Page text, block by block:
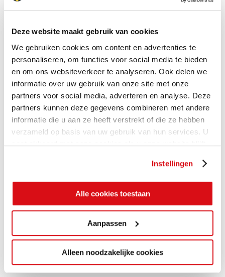
Deze website maakt gebruik van cookies
We gebruiken cookies om content en advertenties te
personaliseren, om functies voor social media te bieden
en om ons websiteverkeer te analyseren. Ook delen we
informatie over uw gebruik van onze site met onze
partners voor social media, adverteren en analyse. Deze
partners kunnen deze gegevens combineren met andere
informatie die u aan ze heeft verstrekt of die ze hebben
verzameld op basis van uw gebruik van hun services. U
gaat akkoord met onze cookies als u onze website blijft
Instellingen
Alle cookies toestaan
Aanpassen
Alleen noodzakelijke cookies